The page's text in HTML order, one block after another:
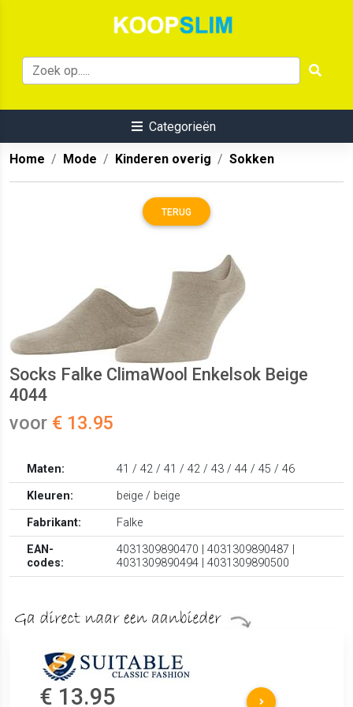
Categorieën
Home Mode Kinderen overig Sokken
TERUG
Socks Falke ClimaWool Enkelsok Beige
4044
voor € 13.95
Maten:
41 / 42 / 41 / 42 / 43 / 44 / 45 / 46
Kleuren:
beige / beige
Fabrikant:
Falke
EAN-
codes:
4031309890470 | 4031309890487 |
4031309890494 | 4031309890500
€ 13.95